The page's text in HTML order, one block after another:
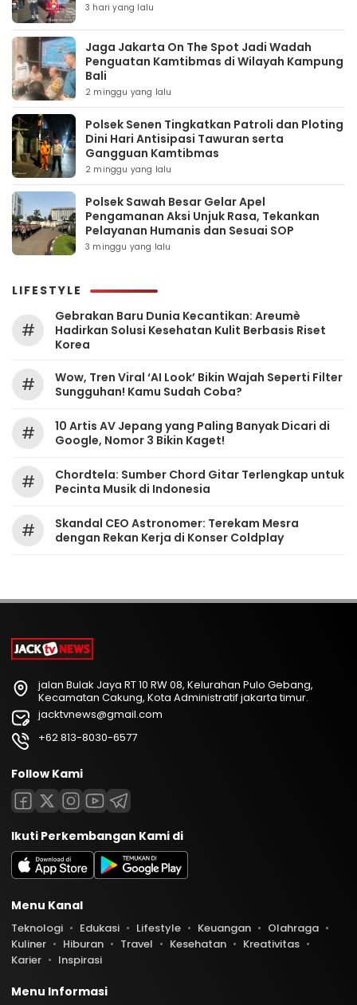
3 hari yang lalu
Jaga Jakarta On The Spot Jadi Wadah
Penguatan Kamtibmas di Wilayah Kampung
Bali
2 minggu yang lalu
Polsek Senen Tingkatkan Patroli dan Ploting
Dini Hari Antisipasi Tawuran serta
Gangguan Kamtibmas
2 minggu yang lalu
Polsek Sawah Besar Gelar Apel
Pengamanan Aksi Unjuk Rasa, Tekankan
Pelayanan Humanis dan Sesuai SOP
3 minggu yang lalu
LIFESTYLE
#
Gebrakan Baru Dunia Kecantikan: Areumè
Hadirkan Solusi Kesehatan Kulit Berbasis Riset
Korea
#
Wow, Tren Viral ‘AI Look’ Bikin Wajah Seperti Filter
Sungguhan! Kamu Sudah Coba?
#
10 Artis AV Jepang yang Paling Banyak Dicari di
Google, Nomor 3 Bikin Kaget!
#
Chordtela: Sumber Chord Gitar Terlengkap untuk
Pecinta Musik di Indonesia
#
Skandal CEO Astronomer: Terekam Mesra
dengan Rekan Kerja di Konser Coldplay
jalan Bulak Jaya RT 10 RW 08, Kelurahan Pulo Gebang,
Kecamatan Cakung, Kota Administratif jakarta timur.
jacktvnews@gmail.com
+62 813-8030-6577
Follow Kami
Ikuti Perkembangan Kami di
Menu Kanal
Teknologi Edukasi Lifestyle Keuangan
Olahraga
Kuliner
Hiburan Travel Kesehatan
Kreativitas
Karier
Inspirasi
Menu Informasi